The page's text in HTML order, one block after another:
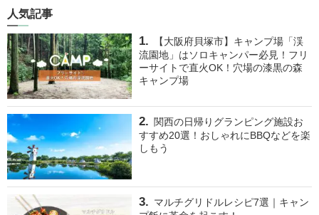
人気記事
【大阪府貝塚市】キャンプ場「渓
流園地」はソロキャンパー必見！フリ
ーサイトで直火OK！穴場の漆黒の森
キャンプ場
関西の日帰りグランピング施設お
すすめ20選！おしゃれにBBQなどを楽
しもう
マルチグリドルレシピ7選｜キャン